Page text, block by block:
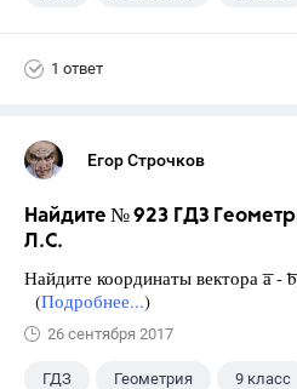
1 ответ
Егор Строчков
Найдите № 923 ГДЗ
Л.С.
Найдите координаты вектора ͞а -
(Подробнее...)
26 сентября 2017
ГДЗ Геометрия 9 класс